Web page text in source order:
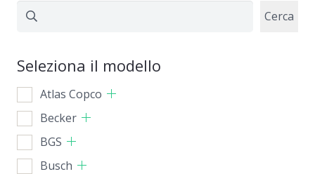
Cerca Cerca
Seleziona il modello
Atlas Copco
Becker
BGS
Busch